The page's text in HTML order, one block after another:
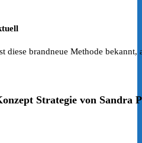
diese brandneue Methode bekannt,
Strategie von Sandra